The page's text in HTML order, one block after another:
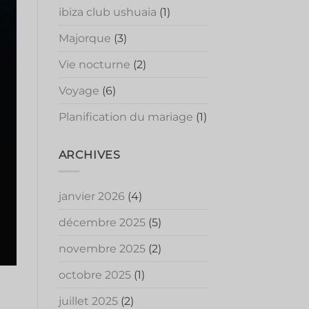
ibiza club ushuaia (1)
Majorque (3)
Vie nocturne (2)
Voyage (6)
Planification du mariage (1)
ARCHIVES
janvier 2026 (4)
décembre 2025(5)
novembre 2025(2)
octobre 2025(1)
juillet 2025(2)